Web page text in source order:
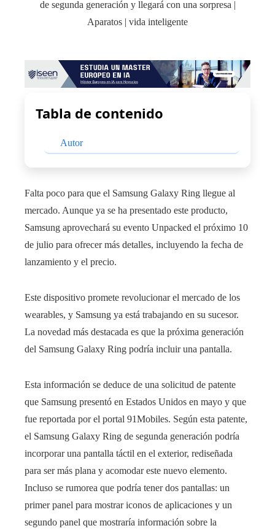
Tabla de contenido
Autor
Falta poco para que el Samsung Galaxy Ring llegue al
mercado. Aunque ya se ha presentado este producto,
Samsung aprovechará su evento Unpacked el próximo 10
de julio para ofrecer más detalles, incluyendo la fecha de
lanzamiento y el precio.
Este dispositivo promete revolucionar el mercado de los
wearables, y Samsung ya está trabajando en su sucesor.
La novedad más destacada es que la próxima generación
del Samsung Galaxy Ring podría incluir una pantalla.
Esta información se deduce de una solicitud de patente
que Samsung presentó en Estados Unidos en mayo y que
fue reportada por el portal 91Mobiles. Según esta patente,
el Samsung Galaxy Ring de segunda generación podría
incorporar una pantalla táctil en el exterior, rediseñada
para ser más plana y acomodar este nuevo elemento.
Incluso se rumorea que podría tener dos pantallas: un
primer panel para mostrar iconos de aplicaciones y un
segundo panel que mostraría información sobre la